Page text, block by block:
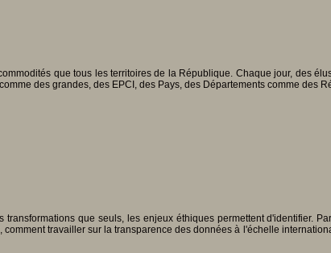
que tous les territoires de la République. Chaque jour, des
des grandes, des EPCI, des Pays, des Départements comme des
que seuls, les enjeux éthiques permettent d'identifier.
travailler sur la transparence des données à l'échelle